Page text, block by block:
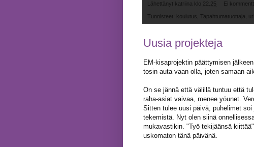
Lähettänyt katriina klo 22.25 Ei
Tunnisteet: koulutus Tapahtumatuottaja
Uusia projekteja
EM-kisaprojektin päättymisen
tosin auta vaan olla, joten samaan
On se jännä että välillä tuntuu että
raha-asiat vaivaa, menee yöunet.
Sitten tulee uusi päivä, puhelimet
tekemistä. Nyt olen siinä
mukavastikin. "Työ tekijäänsä
uskomaton tänä päivänä.